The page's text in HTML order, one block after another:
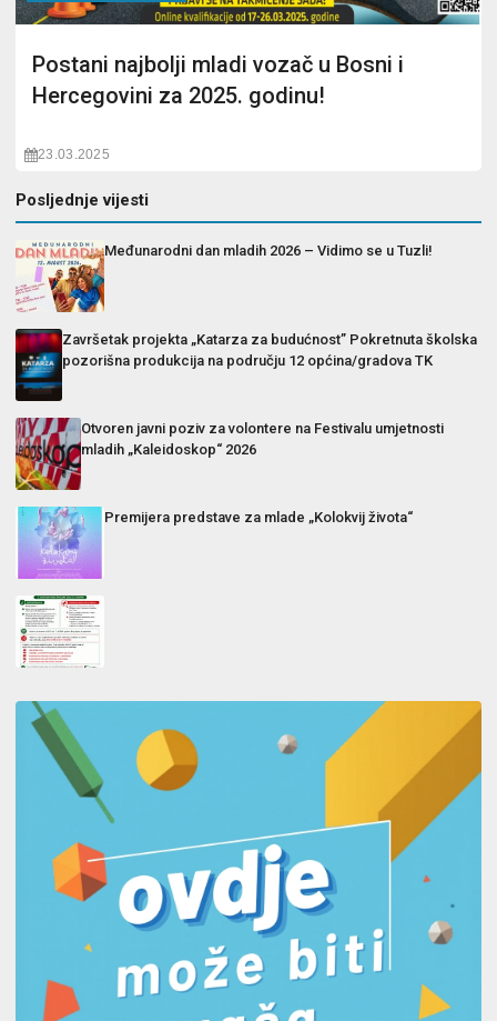
Postani najbolji mladi vozač u Bosni i
Hercegovini za 2025. godinu!
23.03.2025
Posljednje vijesti
Međunarodni dan mladih 2026 – Vidimo se u Tuzli!
Završetak projekta „Katarza za budućnost” Pokretnuta školska
pozorišna produkcija na području 12 općina/gradova TK
Otvoren javni poziv za volontere na Festivalu umjetnosti
mladih „Kaleidoskop“ 2026
Premijera predstave za mlade „Kolokvij života“